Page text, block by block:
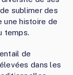
sublimer des
une histoire de
temps.
de
dans les